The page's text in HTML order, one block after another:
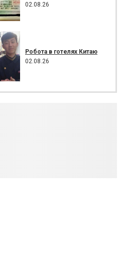
02.08.26
Робота в готелях Китаю
02.08.26